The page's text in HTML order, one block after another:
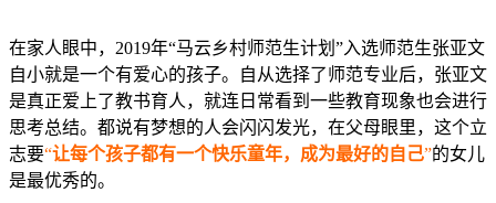
在家人眼中，2019年“马云乡村师范生计划”入选师范生张亚文
自小就是一个有爱心的孩子。自从选择了师范专业后，张亚文
是真正爱上了教书育人，就连日常看到一些教育现象也会进行
思考总结。都说有梦想的人会闪闪发光，在父母眼里，这个立
志要“让每个孩子都有一个快乐童年，成为最好的自己”的女儿
是最优秀的。